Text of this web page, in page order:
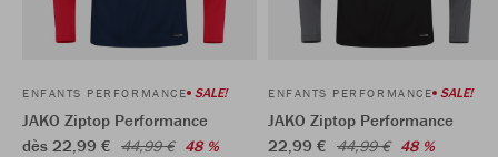
ENFANTS PERFORMANCE SALE!
JAKO Ziptop Performance
dès 22,99 € 44,99 € 48 %
ENFANTS PERFORMANCE SALE!
JAKO Ziptop Performance
22,99 € 44,99 € 48 %